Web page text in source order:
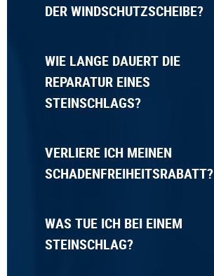
DER WINDSCHUTZSCHEIBE?
WIE LANGE DAUERT DIE
REPARATUR EINES
STEINSCHLAGS?
VERLIERE ICH MEINEN
SCHADENFREIHEITSRABATT?
WAS TUE ICH BEI EINEM
STEINSCHLAG?